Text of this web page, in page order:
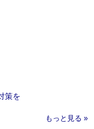
策を
もっと見る »